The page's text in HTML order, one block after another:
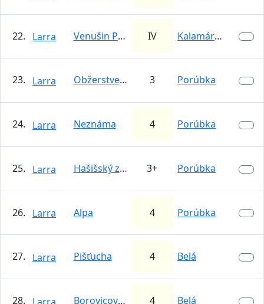
22. Larra Venušin Pahorok IV Kalamárka
23. Larra Obžerstvenie 3 Porúbka
24. Larra Neznáma 4 Porúbka
25. Larra Hašišský zbor 3+ Porúbka
26. Larra Alpa 4 Porúbka
27. Larra Pišťucha 4 Belá
28. Borovicové blues 4 Belá